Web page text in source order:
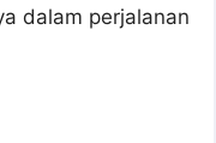
dalam perjalanan